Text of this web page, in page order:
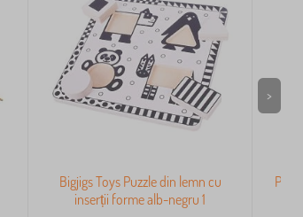
Bigjigs Toys Puzzle din lemn cu
inserții forme alb-negru 1
Petit
>